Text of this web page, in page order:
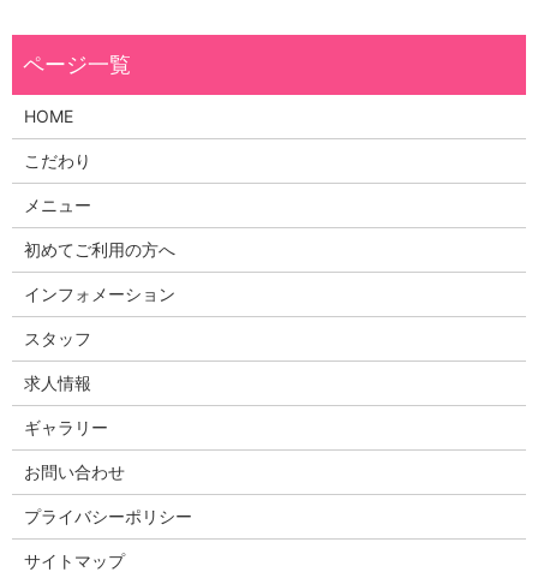
HOME
こだわり
メニュー
初めてご利用の方へ
インフォメーション
スタッフ
求人情報
ギャラリー
お問い合わせ
プライバシーポリシー
サイトマップ